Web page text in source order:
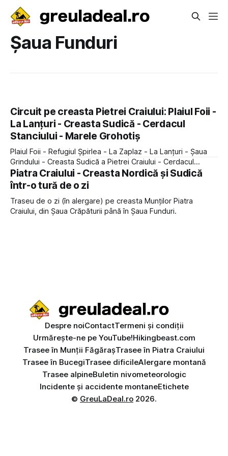
Șaua Funduri
Circuit pe creasta Pietrei Craiului: Plaiul Foii -
La Lanțuri - Creasta Sudică - Cerdacul
Stanciului - Marele Grohotiș
Plaiul Foii - Refugiul Șpirlea - La Zaplaz - La Lanțuri - Șaua
Grindului - Creasta Sudică a Pietrei Craiului - Cerdacul
Stanciului - Marele Grohotiș
Piatra Craiului - Creasta Nordică și Sudică
într-o tură de o zi
Traseu de o zi (în alergare) pe creasta Munților Piatra
Craiului, din Șaua Crăpăturii până în Șaua Funduri.
Despre noiContactTermeni și condiții
Urmărește-ne pe YouTube!Hikingbeast.com
Trasee în Munții FăgărașTrasee în Piatra Craiului
Trasee în BucegiTrasee dificileAlergare montană
Trasee alpineBuletin nivometeorologic
Incidente și accidente montaneEtichete
© GreuLaDeal.ro 2026.